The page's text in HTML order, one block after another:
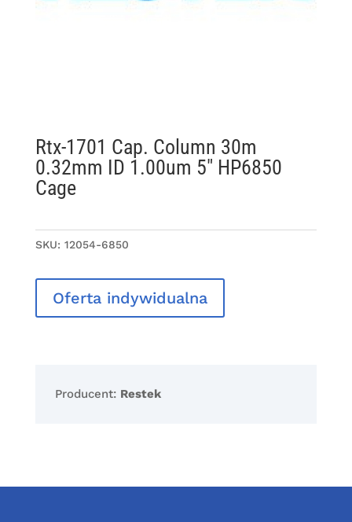
Rtx-1701 Cap. Column 30m
0.32mm ID 1.00um 5″ HP6850
Cage
SKU: 12054-6850
Oferta indywidualna
Producent: Restek